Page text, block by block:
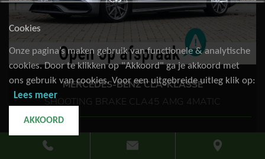
MERCEDES-BENZ CLA-KLASSE
SHOOTING BRAKE CLA45 AMG 4MATIC
Cookies
Onze pagina’s maken gebruik van functionele & analytische
cookies. Door te klikken op "Akkoord" ga je akkoord met
ons gebruik van cookies. Voor een uitgebreide uitleg klik op:
Lees meer
AKKOORD